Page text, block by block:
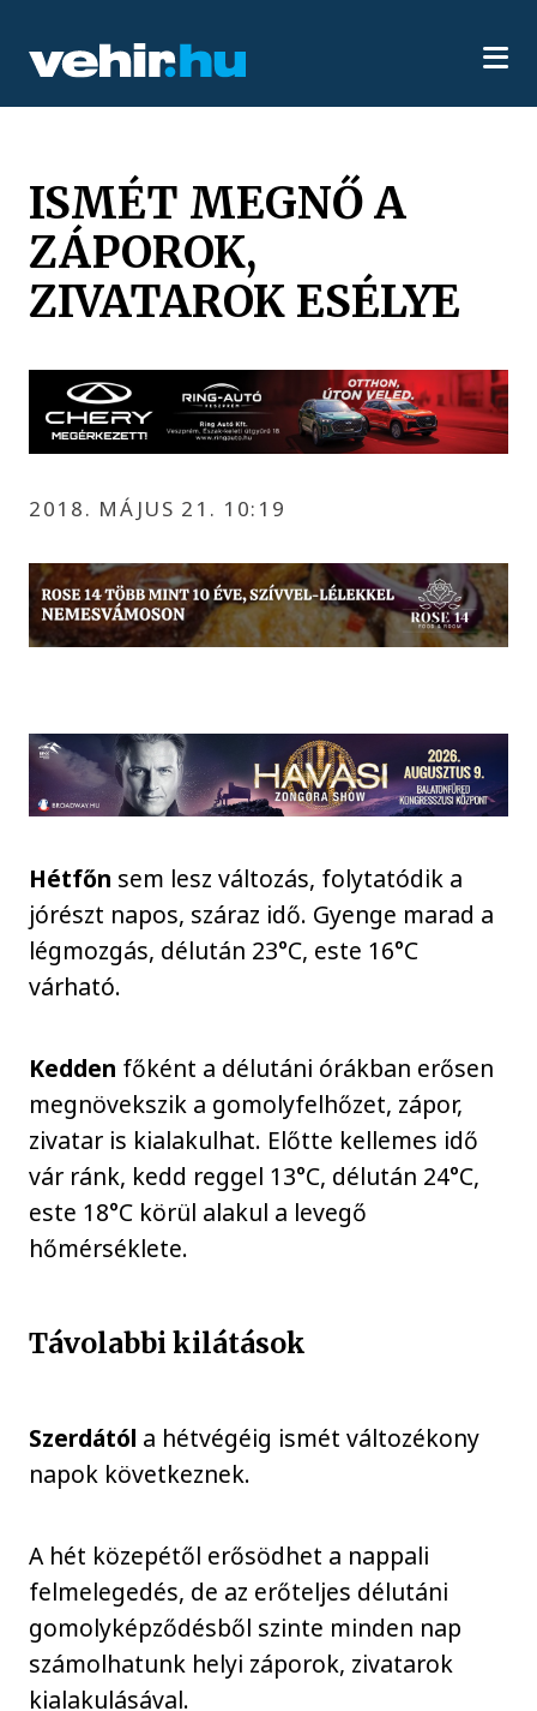
ISMÉT MEGNŐ A
ZÁPOROK,
ZIVATAROK ESÉLYE
2018. MÁJUS 21. 10:19
Hétfőn sem lesz változás, folytatódik a
jórészt napos, száraz idő. Gyenge marad a
légmozgás, délután 23°C, este 16°C
várható.
Kedden főként a délutáni órákban erősen
megnövekszik a gomolyfelhőzet, zápor,
zivatar is kialakulhat. Előtte kellemes idő
vár ránk, kedd reggel 13°C, délután 24°C,
este 18°C körül alakul a levegő
hőmérséklete.
Távolabbi kilátások
Szerdától a hétvégéig ismét változékony
napok következnek.
A hét közepétől erősödhet a nappali
felmelegedés, de az erőteljes délutáni
gomolyképződésből szinte minden nap
számolhatunk helyi záporok, zivatarok
kialakulásával.